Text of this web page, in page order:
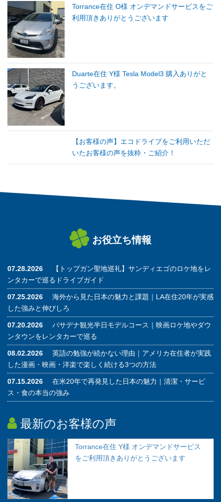
Torrance在住 O様 オンデマンドサービスをご
利用頂きありがとうございます
Duarte在住 Y様 Tesla Model3 購入ありがと
うございます。
【お客様の声】エコドライブをご利用いただ
いたお客様の声を抜粋・ご紹介！
お役立ち情報
07.28.2026
【トップガン聖地巡礼】サンディエゴのロケ地をレ
ンタカーで巡るドライブガイド
07.25.2026
海外から見た日本の魅力と課題｜LA在住20年が実感
した強みと伸びしろ
07.20.2026
パサデナ観光半日モデルコース｜映画ロケ地やダウ
ンタウンをレンタカーで巡る
08.02.2026
英語の勉強が続かない理由｜アメリカ在住者が実践
した漫画・映画・洋楽で楽しく続ける3つの方法
07.15.2026
在米20年で再発見した日本の魅力｜清潔・サービ
ス・食の本当の強み
最新のお客様の声
Torrance在住 Y様 オンデマンドサービス
をご利用頂きありがとうございます